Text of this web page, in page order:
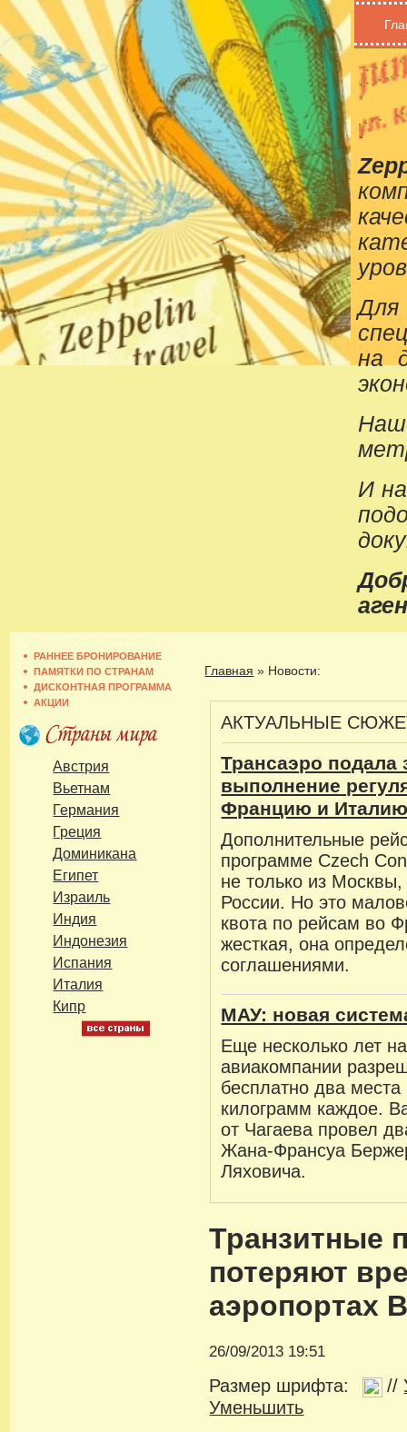
на
И
РАННЕЕ БРОНИРОВАНИЕ
ПАМЯТКИ ПО СТРАНАМ
ДИСКОНТНАЯ ПРОГРАММА
АКЦИИ
Австрия
Вьетнам
Германия
Греция
Доминикана
Египет
Израиль
Индия
Индонезия
Испания
Италия
Кипр
Главная » Новости:
АКТУАЛЬНЫЕ
Трансаэро подала
выполнение
Францию и
Дополнительные
программе Czech
не только из Москвы,
России. Но это
квота по рейсам во
жесткая, она
соглашениями.
МАУ: новая
Еще несколько лет
авиакомпании
бесплатно два
килограмм каждое.
от Чагаева провел
Жана-Франсуа
Ляховича.
Транзитные
потеряют
аэропортах
26/09/2013 19:51
Размер шрифта: //
Уменьшить